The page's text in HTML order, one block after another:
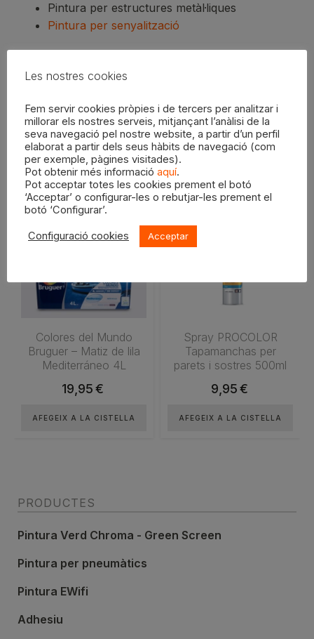
Pintura per estructures metàl·liques
Pintura per senyalització
Productes relacionats
Colores del Mundo
Bruguer – Matiz de lila
Mediterráneo 4L
19,95€
AFEGEIX A LA CISTELLA
Spray PROCOLOR
Tapamanchas per
parets i sostres 500ml
9,95€
AFEGEIX A LA CISTELLA
PRODUCTES
Pintura Verd Chroma - Green Screen
Pintura per pneumàtics
Pintura EWifi
Adhesiu
Les nostres cookies
Fem servir cookies pròpies i de tercers per analitzar i
millorar els nostres serveis, mitjançant l’anàlisi de la
seva navegació pel nostre website, a partir d’un perfil
elaborat a partir dels seus hàbits de navegació (com
per exemple, pàgines visitades).
Pot obtenir més informació aquí.
Pot acceptar totes les cookies prement el botó
‘Acceptar’ o configurar-les o rebutjar-les prement el
botó ‘Configurar’.
Configuració cookies Acceptar